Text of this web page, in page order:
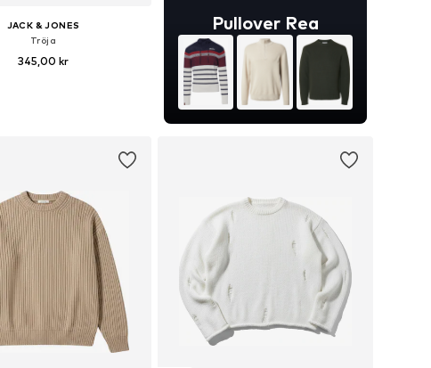
JACK & JONES
Tröja
345,00 kr
Pullover Rea